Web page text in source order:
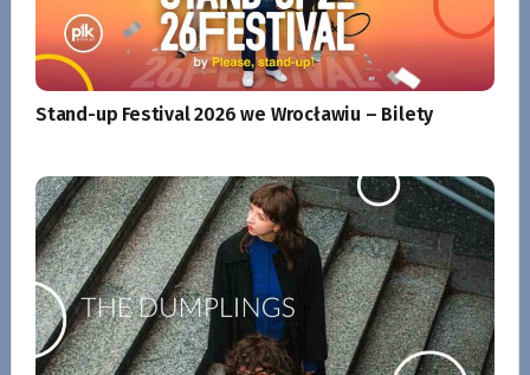
Stand-up Festival 2026 we Wrocławiu – Bilety